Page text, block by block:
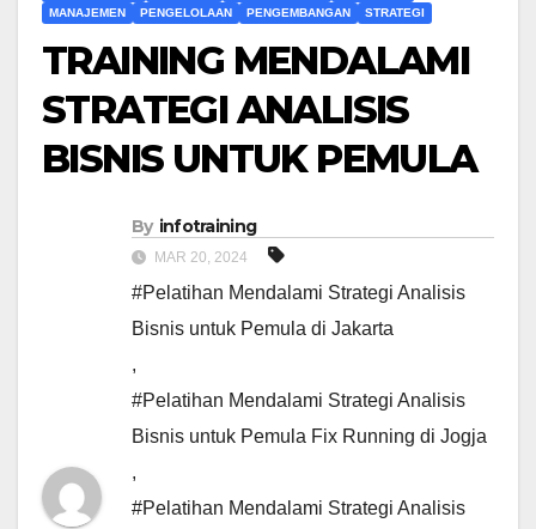
MANAJEMEN
PENGELOLAAN PENGEMBANGAN STRATEGI
TRAINING MENDALAMI
STRATEGI ANALISIS
BISNIS UNTUK PEMULA
By infotraining
MAR 20, 2024
#Pelatihan Mendalami Strategi Analisis
Bisnis untuk Pemula di Jakarta
,
#Pelatihan Mendalami Strategi Analisis
Bisnis untuk Pemula Fix Running di Jogja
,
#Pelatihan Mendalami Strategi Analisis